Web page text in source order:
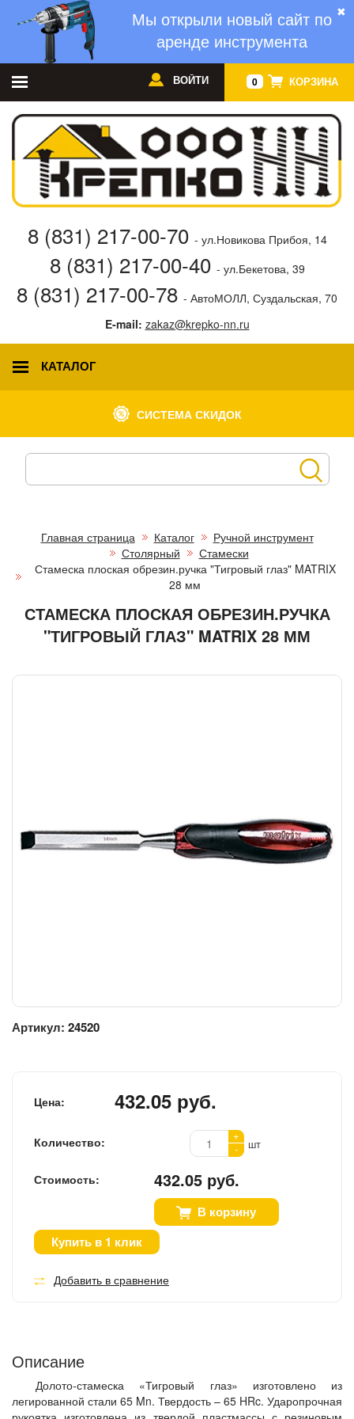
✖
Мы открыли новый сайт по
аренде инструмента
0 КОРЗИНА
ВОЙТИ
8 (831) 217-00-70 - ул.Новикова Прибоя, 14
8 (831) 217-00-40 - ул.Бекетова, 39
8 (831) 217-00-78 - АвтоМОЛЛ, Суздальская, 70
E-mail: zakaz@krepko-nn.ru
КАТАЛОГ
СИСТЕМА СКИДОК
Главная страница Каталог
Ручной инструмент
Столярный
Стамески
Стамеска плоская обрезин.ручка "Тигровый глаз" MATRIX
28 мм
СТАМЕСКА ПЛОСКАЯ ОБРЕЗИН.РУЧКА
"ТИГРОВЫЙ ГЛАЗ" MATRIX 28 ММ
Артикул: 24520
Цена: 432.05 руб.
Количество:
+
-
шт
Стоимость: 432.05 руб.
В корзину
Купить в 1 клик
Добавить в сравнение
Описание
Долото-стамеска «Тигровый глаз» изготовлено из
легированной стали 65 Mn. Твердость – 65 HRc. Ударопрочная